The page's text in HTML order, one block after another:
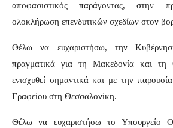
αποφασιστικός παράγοντας, στην
ολοκλήρωση επενδυτικών σχεδίων στον
Θέλω να ευχαριστήσω, την
πραγματικά για τη Μακεδονία και
ενισχυθεί σημαντικά και με την
Γραφείου στη Θεσσαλονίκη.
Θέλω να ευχαριστήσω το Υπουργείο